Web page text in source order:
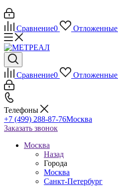
Сравнение0 Отложенные
Сравнение0 Отложенные
Телефоны
+7 (499) 288-87-76Москва
Заказать звонок
Москва
Назад
Города
Москва
Санкт-Петербург